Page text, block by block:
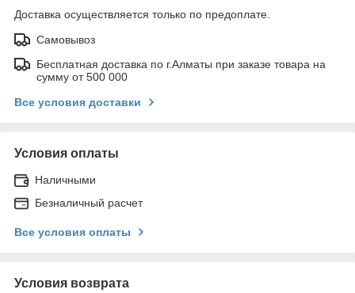
Доставка осуществляется только по предоплате.
Самовывоз
Бесплатная доставка по г.Алматы при заказе товара на
сумму от 500 000
Все условия доставки
Условия оплаты
Наличными
Безналичный расчет
Все условия оплаты
Условия возврата